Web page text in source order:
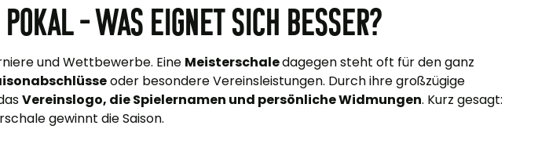
– was eignet sich besser?
und Wettbewerbe. Eine Meisterschaledagegen steht oft für den ganz
oder besondere Vereinsleistungen. Durch ihre großzügige
Vereinslogo, die Spielernamen und persönliche Widmungen. Kurz gesagt:
gewinnt die Saison.